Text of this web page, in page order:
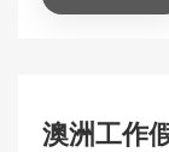
澳洲工作